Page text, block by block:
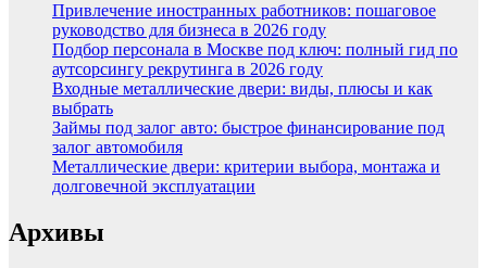
Привлечение иностранных работников: пошаговое
руководство для бизнеса в 2026 году
Подбор персонала в Москве под ключ: полный гид по
аутсорсингу рекрутинга в 2026 году
Входные металлические двери: виды, плюсы и как
выбрать
Займы под залог авто: быстрое финансирование под
залог автомобиля
Металлические двери: критерии выбора, монтажа и
долговечной эксплуатации
Архивы